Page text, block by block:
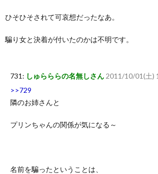
ひそひそされて可哀想だったなあ。
騙り女と決着が付いたのかは不明です。
731: しゅらららの名無しさん 2011/10/01(土)
>>729
隣のお姉さんと
プリンちゃんの関係が気になる～
名前を騙ったということは、